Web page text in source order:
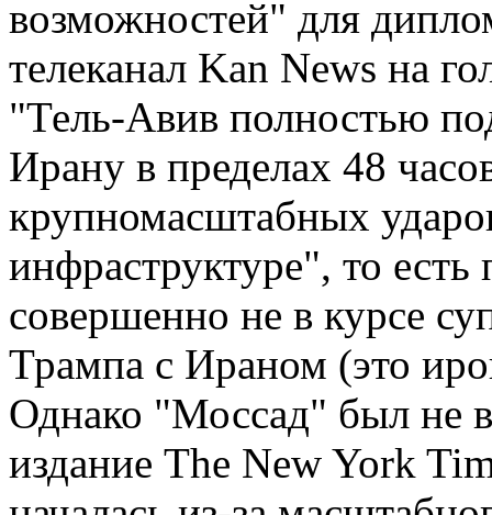
возможностей" для
телеканал Kan News на
"Тель-Авив полностью
Ирану в пределах 48
крупномасштабных
инфраструктуре", то
совершенно не в курсе
Трампа с Ираном (это
Однако "Моссад" был не
издание The New York